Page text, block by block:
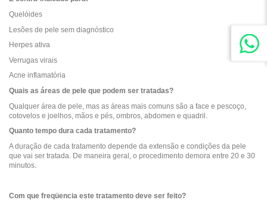
Quelóides
Lesões de pele sem diagnóstico
Herpes ativa
Verrugas virais
Acne inflamatória
Quais as áreas de pele que podem ser tratadas?
Qualquer área de pele, mas as áreas mais comuns são a face e pescoço,
cotovelos e joelhos, mãos e pés, ombros, abdomen e quadril.
Quanto tempo dura cada tratamento?
A duração de cada tratamento depende da extensão e condições da pele
que vai ser tratada. De maneira geral, o procedimento demora entre 20 e 30
minutos.
Com que freqüencia este tratamento deve ser feito?